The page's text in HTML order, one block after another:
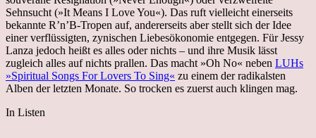
Sehnsucht (»It Means I Love You«). Das ruft vielleicht einerseits
bekannte R’n’B-Tropen auf, andererseits aber stellt sich der Idee
einer verflüssigten, zynischen Liebesökonomie entgegen. Für Jessy
Lanza jedoch heißt es alles oder nichts – und ihre Musik lässt
zugleich alles auf nichts prallen. Das macht »Oh No« neben LUHs
»Spiritual Songs For Lovers To Sing« zu einem der radikalsten
Alben der letzten Monate. So trocken es zuerst auch klingen mag.
In Listen